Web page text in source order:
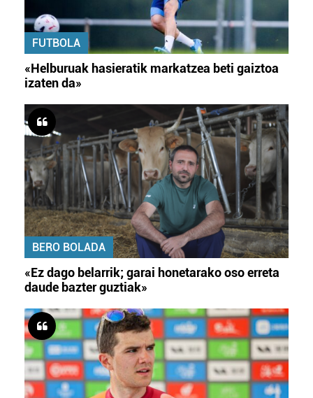
FUTBOLA
«Helburuak hasieratik markatzea beti gaiztoa
izaten da»
BERO BOLADA
«Ez dago belarrik; garai honetarako oso erreta
daude bazter guztiak»